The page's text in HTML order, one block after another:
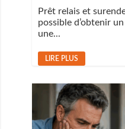
Prêt relais et
possible d’obtenir
une...
LIRE PLUS